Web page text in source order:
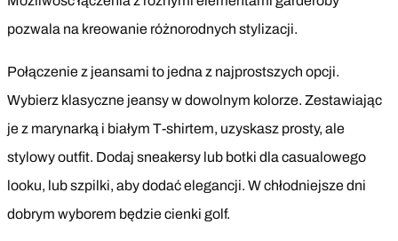
pozwala na kreowanie różnorodnych stylizacji.
Połączenie z jeansami to jedna z najprostszych opcji.
Wybierz klasyczne jeansy w dowolnym kolorze. Zestawiając
je z marynarką i białym T-shirtem, uzyskasz prosty, ale
stylowy outfit. Dodaj sneakersy lub botki dla casualowego
looku, lub szpilki, aby dodać elegancji. W chłodniejsze dni
dobrym wyborem będzie cienki golf.